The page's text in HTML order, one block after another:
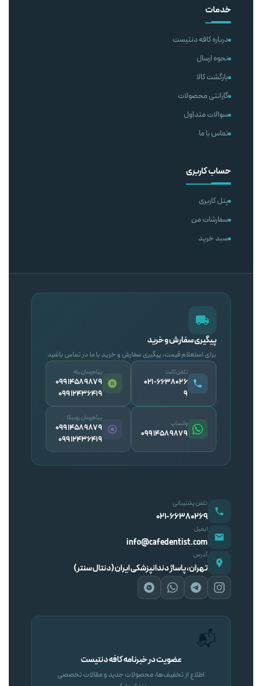
خدمات
درباره کافه دنتیست
نحوه ارسال
بازگشت کالا
گارانتی محصولات
سوالات متداول
تماس با ما
حساب کاربری
پنل کاربری
سفارشات من
سبد خرید
پیگیری سفارش و خرید
برای استعلام قیمت، پیگیری سفارش و خرید با ما در تماس باشید
تلفن ثابت
۰۲۱-۶۶۳۸۰۲۶
۹
پیام‌رسان بله
09914589879
09912436419
واتساپ
09914589879
پیام‌رسان روبیکا
09914589879
09912436419
تلفن پشتیبانی
۰۲۱-۶۶۳۸۰۲۶۹
ایمیل
info@cafedentist.com
آدرس
تهران، پاساژ دندانپزشکی ایران (دنتال سنتر)
📬
عضویت در خبرنامه کافه دنتیست
اطلاع از تخفیف‌ها، محصولات جدید و مقالات تخصصی